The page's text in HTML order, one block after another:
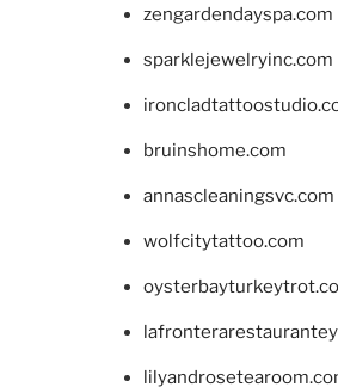
zengardendayspa.com
sparklejewelryinc.com
bruinshome.com
annascleaningsvc.com
wolfcitytattoo.com